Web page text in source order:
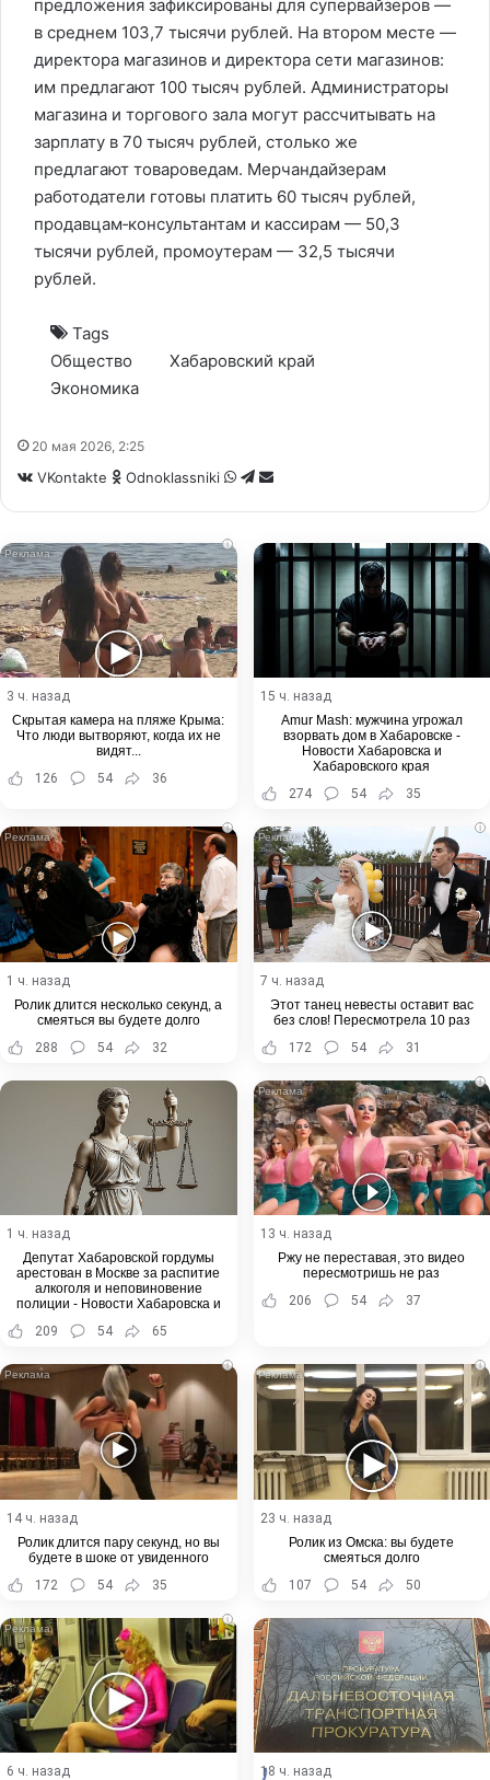
предложения зафиксированы для супервайзеров —
в среднем 103,7 тысячи рублей. На втором месте —
директора магазинов и директора сети магазинов:
им предлагают 100 тысяч рублей. Администраторы
магазина и торгового зала могут рассчитывать на
зарплату в 70 тысяч рублей, столько же
предлагают товароведам. Мерчандайзерам
работодатели готовы платить 60 тысяч рублей,
продавцам‑консультантам и кассирам — 50,3
тысячи рублей, промоутерам — 32,5 тысячи
рублей.
Tags
Общество
Хабаровский край
Экономика
20 мая 2026, 2:25
VKontakte Odnoklassniki WhatsApp
Telegram
Share
i
3 ч. назад
Скрытая камера на пляже Крыма:
Что люди вытворяют, когда их не
видят...
126
54 36
15 ч. назад
Amur Mash: мужчина угрожал
взорвать дом в Хабаровске -
Новости Хабаровска и
Хабаровского края
274
54 35
i
1 ч. назад
Ролик длится несколько секунд, а
смеяться вы будете долго
288
54 32
i
7 ч. назад
Этот танец невесты оставит вас
без слов! Пересмотрела 10 раз
172
54 31
1 ч. назад
Депутат Хабаровской гордумы
арестован в Москве за распитие
алкоголя и неповиновение
полиции - Новости Хабаровска и
209 54 65
i
13 ч. назад
Ржу не переставая, это видео
пересмотришь не раз
206
54 37
i
14 ч. назад
Ролик длится пару секунд, но вы
будете в шоке от увиденного
172
54 35
i
23 ч. назад
Ролик из Омска: вы будете
смеяться долго
107
54 50
i
6 ч. назад
18 ч. назад